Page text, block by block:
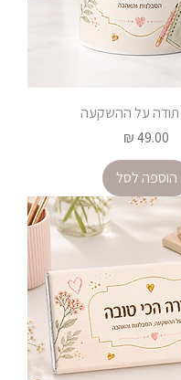
על ההשקעה
מחיר
הוספה לסל